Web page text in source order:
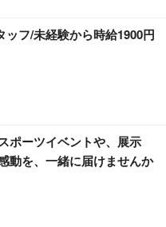
フ/未経験から時給1900円
ポーツイベントや、展示
動を、一緒に届けませんか